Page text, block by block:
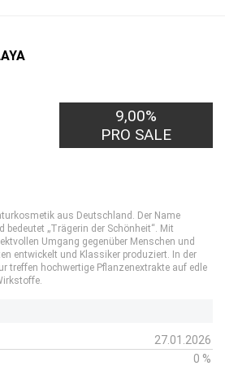
9,00%
PRO SALE
aus Deutschland. Der Name
„Trägerin der Schönheit“. Mit
Umgang gegenüber Menschen und
entwickelt und Klassiker produziert. In der
treffen hochwertige Pflanzenextrakte auf edle
27.01.2026
0 %